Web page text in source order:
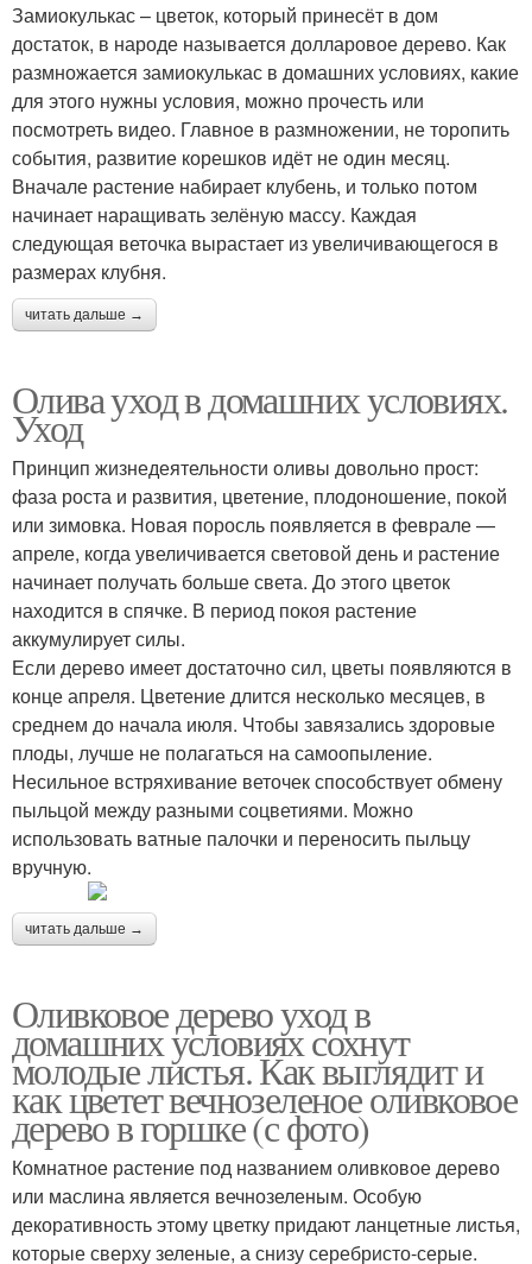
Замиокулькас – цветок, который принесёт в дом
достаток, в народе называется долларовое дерево. Как
размножается замиокулькас в домашних условиях, какие
для этого нужны условия, можно прочесть или
посмотреть видео. Главное в размножении, не торопить
события, развитие корешков идёт не один месяц.
Вначале растение набирает клубень, и только потом
начинает наращивать зелёную массу. Каждая
следующая веточка вырастает из увеличивающегося в
размерах клубня.
читать дальше →
Олива уход в домашних условиях.
Уход
Принцип жизнедеятельности оливы довольно прост:
фаза роста и развития, цветение, плодоношение, покой
или зимовка. Новая поросль появляется в феврале —
апреле, когда увеличивается световой день и растение
начинает получать больше света. До этого цветок
находится в спячке. В период покоя растение
аккумулирует силы.
Если дерево имеет достаточно сил, цветы появляются в
конце апреля. Цветение длится несколько месяцев, в
среднем до начала июля. Чтобы завязались здоровые
плоды, лучше не полагаться на самоопыление.
Несильное встряхивание веточек способствует обмену
пыльцой между разными соцветиями. Можно
использовать ватные палочки и переносить пыльцу
вручную.
читать дальше →
Оливковое дерево уход в
домашних условиях сохнут
молодые листья. Как выглядит и
как цветет вечнозеленое оливковое
дерево в горшке (с фото)
Комнатное растение под названием оливковое дерево
или маслина является вечнозеленым. Особую
декоративность этому цветку придают ланцетные листья,
которые сверху зеленые, а снизу серебристо-серые.